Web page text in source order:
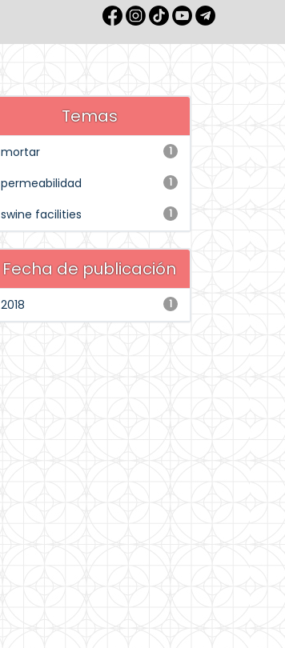
Temas
1
mortar
1
permeabilidad
1
swine facilities
Fecha de publicación
1
2018